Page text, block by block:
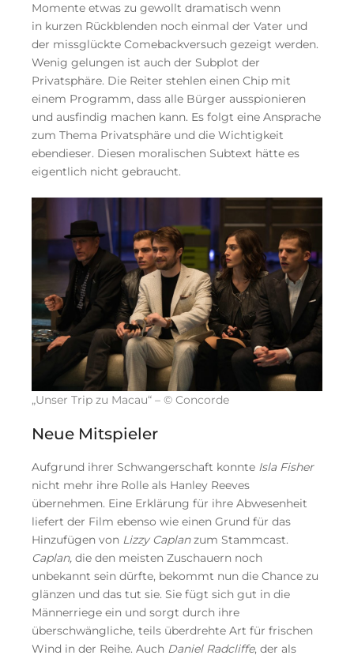
Momente etwas zu gewollt dramatisch wenn
in kurzen Rückblenden noch einmal der Vater und
der missglückte Comebackversuch gezeigt werden.
Wenig gelungen ist auch der Subplot der
Privatsphäre. Die Reiter stehlen einen Chip mit
einem Programm, dass alle Bürger ausspionieren
und ausfindig machen kann. Es folgt eine Ansprache
zum Thema Privatsphäre und die Wichtigkeit
ebendieser. Diesen moralischen Subtext hätte es
eigentlich nicht gebraucht.
„Unser Trip zu Macau“ – © Concorde
Neue Mitspieler
Aufgrund ihrer Schwangerschaft konnte Isla Fisher
nicht mehr ihre Rolle als Hanley Reeves
übernehmen. Eine Erklärung für ihre Abwesenheit
liefert der Film ebenso wie einen Grund für das
Hinzufügen von Lizzy Caplanzum Stammcast.
Caplan, die den meisten Zuschauern noch
unbekannt sein dürfte, bekommt nun die Chance zu
glänzen und das tut sie. Sie fügt sich gut in die
Männerriege ein und sorgt durch ihre
überschwängliche, teils überdrehte Art für frischen
Wind in der Reihe. Auch Daniel Radcliffe, der als